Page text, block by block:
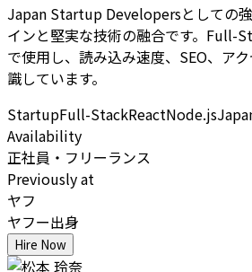
Japan Startup Developersとしての
インと堅実な技術の融合です。Full-
で使用し、読み込み速度、SEO、ア
識しています。
StartupFull-StackReactNode.js
Availability
正社員・フリーランス
Previously at
ヤフ
ヤフー出身
Hire Now